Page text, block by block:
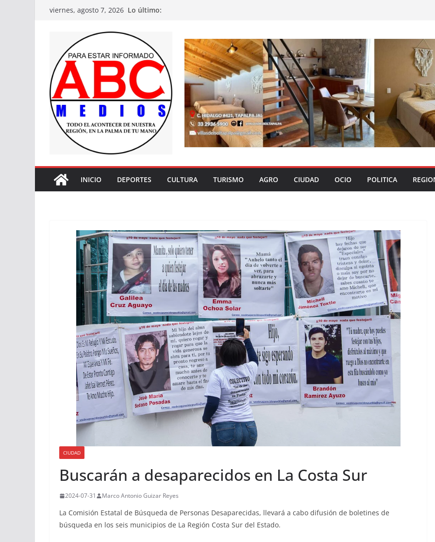
Saltarviernes, agosto 7, 2026 Lo último:
INICIO DEPORTES CULTURA TURISMO AGRO CIUDAD OCIO POLITICA
CIUDAD
Buscarán a desaparecidos en La Costa Sur
2024-07-31 Marco Antonio Guizar Reyes
La Comisión Estatal de Búsqueda de Personas Desaparecidas, llevará a cabo difusión de boletines de
búsqueda en los seis municipios de La Región Costa Sur del Estado.